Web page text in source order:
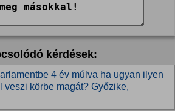
kérdések:
4 év múlva ha ugyan ilyen
veszi körbe magát? Győzike,